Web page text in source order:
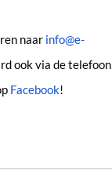
naar info@e-
ook via de telefoon
Facebook!